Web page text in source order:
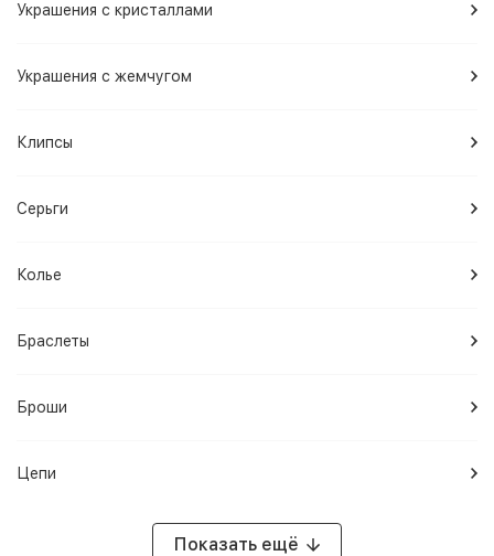
Украшения с кристаллами
Украшения с жемчугом
Клипсы
Серьги
Колье
Браслеты
Броши
Цепи
Показать ещё